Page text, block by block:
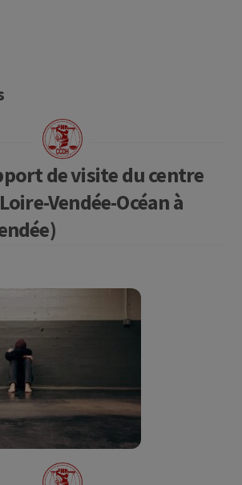
de visite du centre
Vendée-Océan à